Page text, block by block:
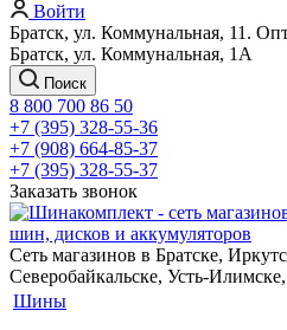
Войти
Братск, ул. Коммунальная, 11.
Братск, ул. Коммунальная, 1А
Поиск
8 800 700 86 50
+7 (395) 328-55-36
+7 (908) 664-85-37
+7 (395) 328-55-37
Заказать звонок
Сеть магазинов в Братске,
Северобайкальске, Усть-
Шины